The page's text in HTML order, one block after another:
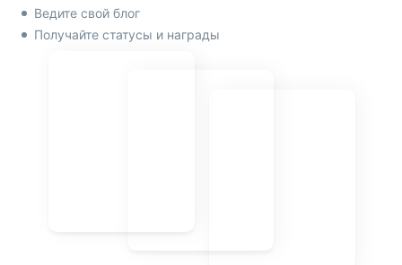
Ведите свой блог
Получайте статусы и награды